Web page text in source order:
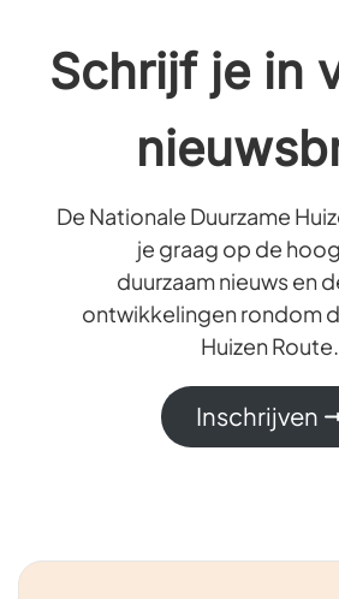
Schrijf je in
De Nationale Duurzame
je graag op de
duurzaam nieuws en
ontwikkelingen rondom
Huizen Route.
Inschrijven